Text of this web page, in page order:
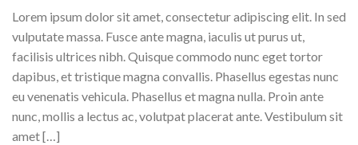
Lorem ipsum dolor sit amet, consectetur adipiscing elit. In sed
vulputate massa. Fusce ante magna, iaculis ut purus ut,
facilisis ultrices nibh. Quisque commodo nunc eget tortor
dapibus, et tristique magna convallis. Phasellus egestas nunc
eu venenatis vehicula. Phasellus et magna nulla. Proin ante
nunc, mollis a lectus ac, volutpat placerat ante. Vestibulum sit
amet […]